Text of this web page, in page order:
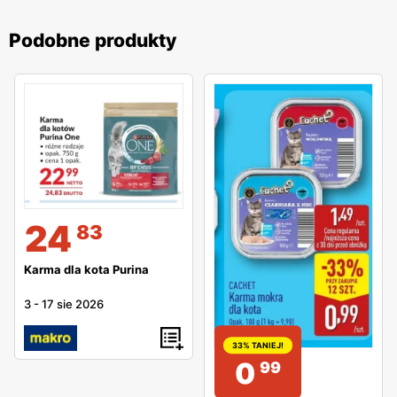
Podobne produkty
24 83
Karma dla kota Purina
3 -17 sie 2026
33% TANIEJ!
0 99